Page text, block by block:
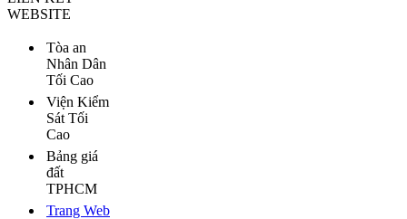
WEBSITE
Tòa an
Nhân Dân
Tối Cao
Viện Kiểm
Sát Tối
Cao
Bảng giá
đất
TPHCM
Trang Web